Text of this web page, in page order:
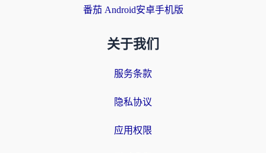
番茄 Android安卓手机版
关于我们
服务条款
隐私协议
应用权限